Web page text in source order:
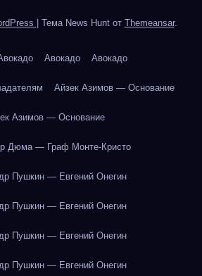
Тема News Hunt от Themeansar.
Авокадо Авокадо
Айзек Азимов — Основание
Азимов — Основание
Дюма — Граф Монте-Кристо
Пушкин — Евгений Онегин
Пушкин — Евгений Онегин
Пушкин — Евгений Онегин
Пушкин — Евгений Онегин